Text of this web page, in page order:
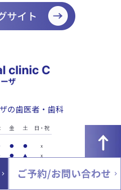
の歯医者・歯科
金 土 日・祝
● ● x
● ▲ x